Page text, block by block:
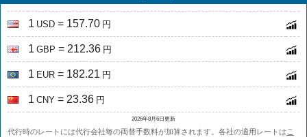
1 USD = 157.70 円
1 GBP = 212.36 円
1 EUR = 182.21 円
1 CNY = 23.36 円
2026年8月6日更新
代行時のレートには代行会社毎の両替手数料が加算されます。各社の適用レートは こ